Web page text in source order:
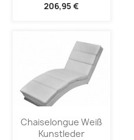
206,95 €
Chaiselongue Weiß
Kunstleder